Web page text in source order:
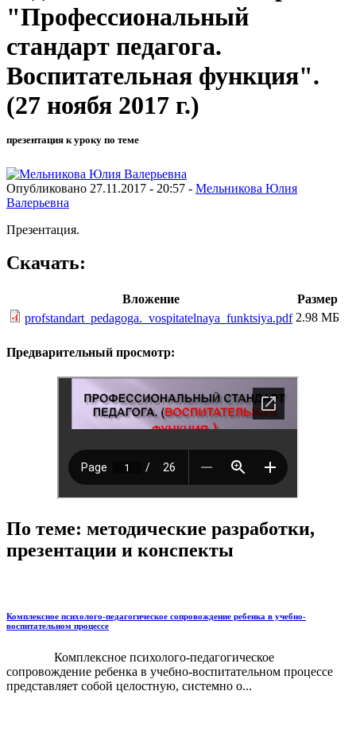
"Профессиональный
стандарт педагога.
Воспитательная функция".
(27 ноябя 2017 г.)
презентация к уроку по теме
Опубликовано 27.11.2017 - 20:57 - Мельникова Юлия
Валерьевна
Презентация.
Скачать:
Вложение
Размер
profstandart_pedagoga._vospitatelnaya_funktsiya.pdf 2.98 МБ
Предварительный просмотр:
По теме: методические разработки,
презентации и конспекты
Комплексное психолого-педагогическое сопровождение ребенка в учебно-
воспитательном процессе
Комплексное психолого-педагогическое
сопровождение ребенка в учебно-воспитательном процессе
представляет собой целостную, системно о...